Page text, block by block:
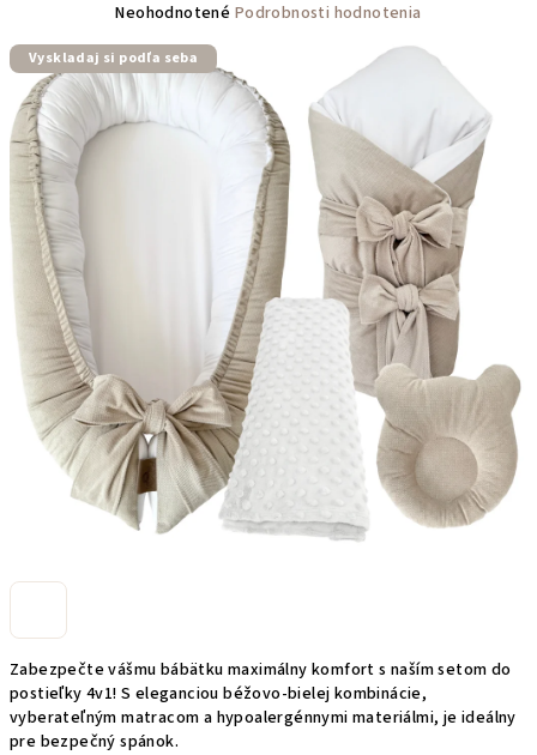
Zabezpečte vášmu bábätku maximálny komfort s naším setom do
postieľky 4v1! S eleganciou béžovo-bielej kombinácie,
vyberateľným matracom a hypoalergénnymi materiálmi, je ideálny
pre bezpečný spánok.
produktu
0,0
z
5
hviezdičiek.
Neohodnotené Podrobnosti hodnotenia
Vyskladaj si podľa seba